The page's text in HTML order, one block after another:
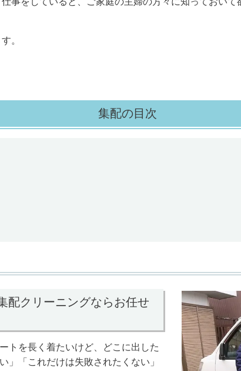
。
集配の目次
配クリーニングならお任せ
トを長く着たいけど、どこに出した
」「これだけは失敗されたくない」